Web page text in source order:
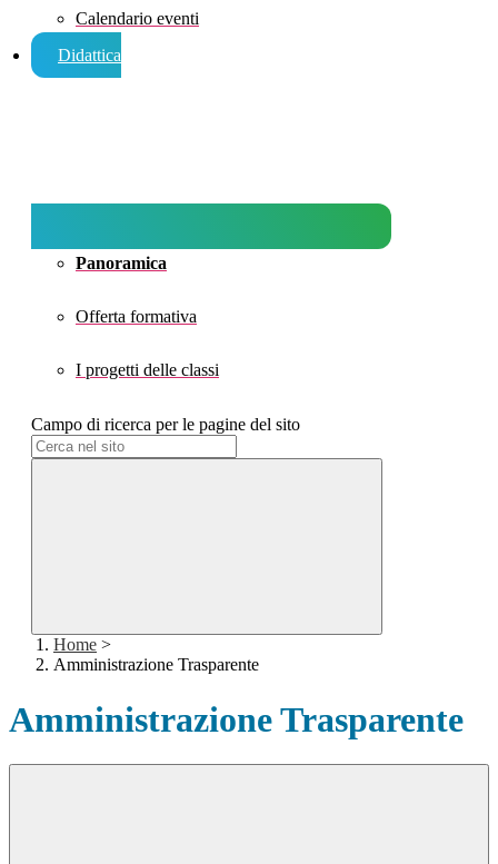
Calendario eventi
Didattica
Panoramica
Offerta formativa
I progetti delle classi
Campo di ricerca per le pagine del sito
Home >
Amministrazione Trasparente
Amministrazione Trasparente